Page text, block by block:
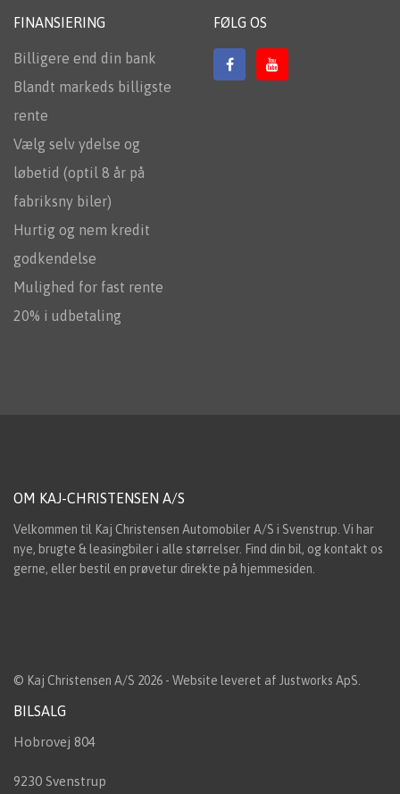
FINANSIERING
Billigere end din bank
Blandt markeds billigste
rente
Vælg selv ydelse og
løbetid (optil 8 år på
fabriksny biler)
Hurtig og nem kredit
godkendelse
Mulighed for fast rente
20% i udbetaling
FØLG OS
OM KAJ-CHRISTENSEN A/S
Velkommen til Kaj Christensen Automobiler A/S i Svenstrup. Vi har
nye, brugte & leasingbiler i alle størrelser. Find din bil, og kontakt os
gerne, eller bestil en prøvetur direkte på hjemmesiden.
© Kaj Christensen A/S 2026 - Website leveret af Justworks ApS
BILSALG
Hobrovej 804
9230 Svenstrup